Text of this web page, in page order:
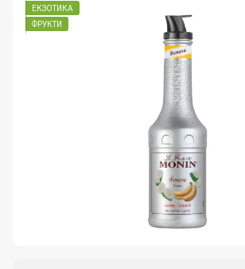
ЕКЗОТИКА
ФРУКТИ